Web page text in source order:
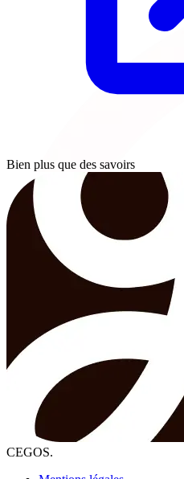
Bien plus que des savoirs
CEGOS.